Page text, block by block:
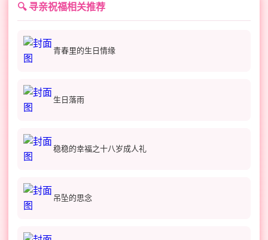
🔍 寻亲祝福相关推荐
青春里的生日情缘
生日落雨
稳稳的幸福之十八岁成人礼
吊坠的思念